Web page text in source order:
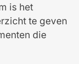
is het
te geven
die